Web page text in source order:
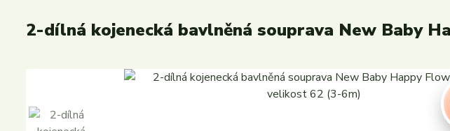
2-dílná kojenecká bavlněná souprava New Baby